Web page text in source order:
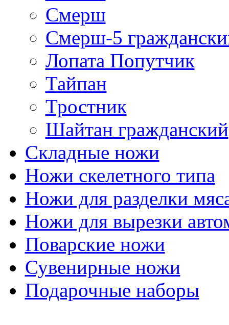
Смерш
Смерш-5
Лопата Попутчик
Тайпан
Тростник
Шайтан гражданский
Складные ножи
Ножи скелетного типа
Ножи для разделки
Ножи для вырезки
Поварские ножи
Сувенирные ножи
Подарочные наборы